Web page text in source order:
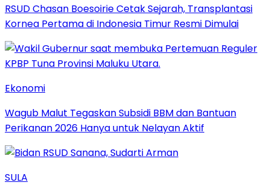
RSUD Chasan Boesoirie Cetak Sejarah, Transplantasi
Kornea Pertama di Indonesia Timur Resmi Dimulai
Ekonomi
Wagub Malut Tegaskan Subsidi BBM dan Bantuan
Perikanan 2026 Hanya untuk Nelayan Aktif
SULA